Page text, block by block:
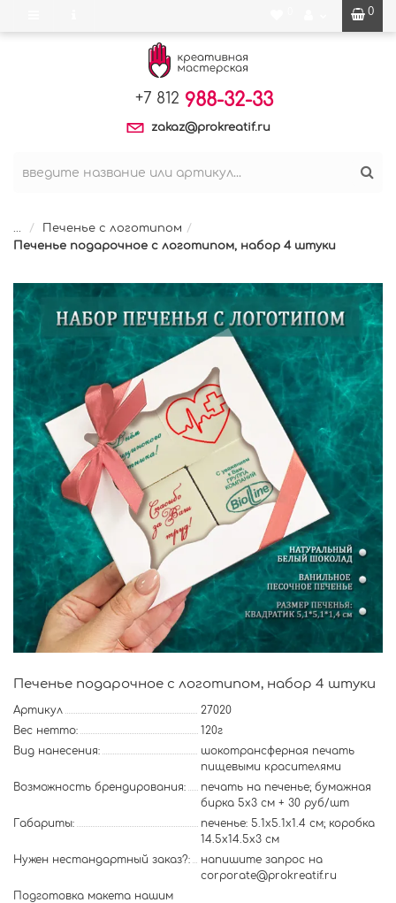
0
+7 812 988-32-33
zakaz@prokreatif.ru
...
Печенье с логотипом
Печенье подарочное с логотипом, набор 4 штуки
Печенье подарочное с логотипом, набор 4 штуки
Артикул
27020
Вес нетто:
120г
Вид нанесения:
шокотрансферная печать
пищевыми красителями
Возможность брендирования:
печать на печенье; бумажная
бирка 5х3 см + 30 руб/шт
Габариты:
печенье: 5.1х5.1х1.4 см; коробка
14.5х14.5х3 см
Нужен нестандартный заказ?:
напишите запрос на
corporate@prokreatif.ru
Подготовка макета нашим